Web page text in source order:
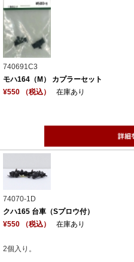
740691C3
モハ164（M） カプラーセット
¥550 （税込）
在庫あり
74070-1D
クハ165 台車（Sプロウ付）
¥550 （税込）
在庫あり
2個入り。